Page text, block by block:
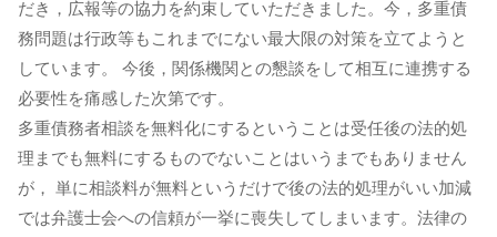
だき，広報等の協力を約束していただきました。今，多重債
務問題は行政等もこれまでにない最大限の対策を立てようと
しています。 今後，関係機関との懇談をして相互に連携する
必要性を痛感した次第です。
多重債務者相談を無料化にするということは受任後の法的処
理までも無料にするものでないことはいうまでもありません
が， 単に相談料が無料というだけで後の法的処理がいい加減
では弁護士会への信頼が一挙に喪失してしまいます。法律の